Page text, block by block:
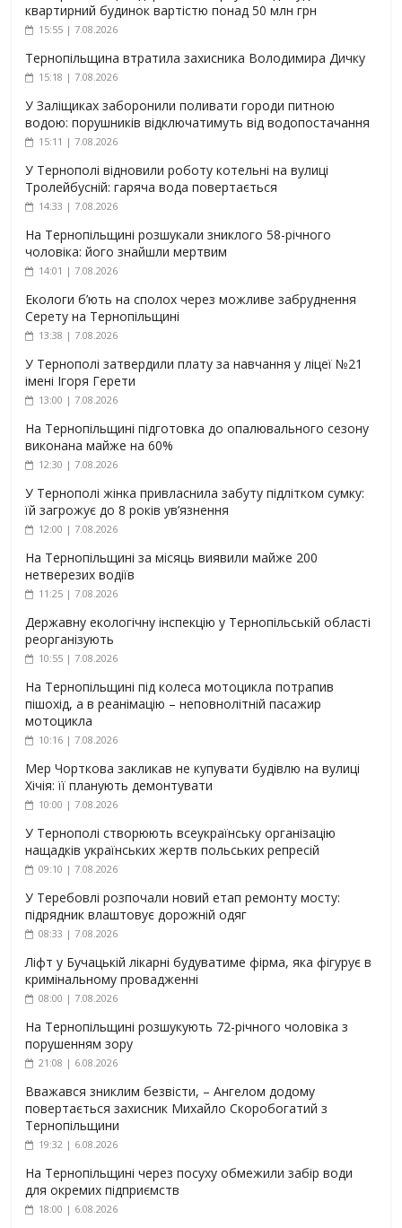
квартирний будинок вартістю понад 50 млн грн
15:55 | 7.08.2026
Тернопільщина втратила захисника Володимира Дичку
15:18 | 7.08.2026
У Заліщиках заборонили поливати городи питною
водою: порушників відключатимуть від водопостачання
15:11 | 7.08.2026
У Тернополі відновили роботу котельні на вулиці
Тролейбусній: гаряча вода повертається
14:33 | 7.08.2026
На Тернопільщині розшукали зниклого 58-річного
чоловіка: його знайшли мертвим
14:01 | 7.08.2026
Екологи б’ють на сполох через можливе забруднення
Серету на Тернопільщині
13:38 | 7.08.2026
У Тернополі затвердили плату за навчання у ліцеї №21
імені Ігоря Герети
13:00 | 7.08.2026
На Тернопільщині підготовка до опалювального сезону
виконана майже на 60%
12:30 | 7.08.2026
У Тернополі жінка привласнила забуту підлітком сумку:
їй загрожує до 8 років ув’язнення
12:00 | 7.08.2026
На Тернопільщині за місяць виявили майже 200
нетверезих водіїв
11:25 | 7.08.2026
Державну екологічну інспекцію у Тернопільській області
реорганізують
10:55 | 7.08.2026
На Тернопільщині під колеса мотоцикла потрапив
пішохід, а в реанімацію – неповнолітній пасажир
мотоцикла
10:16 | 7.08.2026
Мер Чорткова закликав не купувати будівлю на вулиці
Хічія: її планують демонтувати
10:00 | 7.08.2026
У Тернополі створюють всеукраїнську організацію
нащадків українських жертв польських репресій
09:10 | 7.08.2026
У Теребовлі розпочали новий етап ремонту мосту:
підрядник влаштовує дорожній одяг
08:33 | 7.08.2026
Ліфт у Бучацькій лікарні будуватиме фірма, яка фігурує в
кримінальному провадженні
08:00 | 7.08.2026
На Тернопільщині розшукують 72-річного чоловіка з
порушенням зору
21:08 | 6.08.2026
Вважався зниклим безвісти, – Ангелом додому
повертається захисник Михайло Скоробогатий з
Тернопільщини
19:32 | 6.08.2026
На Тернопільщині через посуху обмежили забір води
для окремих підприємств
18:00 | 6.08.2026